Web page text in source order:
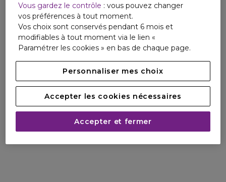
Vous gardez le contrôle : vous pouvez changer
vos préférences à tout moment.
Vos choix sont conservés pendant 6 mois et
modifiables à tout moment via le lien «
Paramétrer les cookies » en bas de chaque page.
Personnaliser mes choix
Accepter les cookies nécessaires
Accepter et fermer